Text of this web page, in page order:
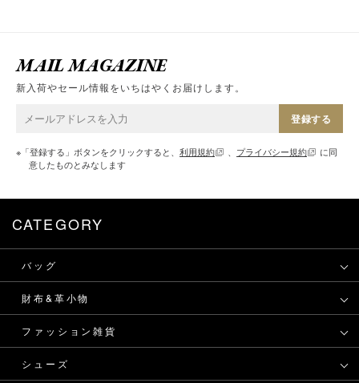
MAIL MAGAZINE
新入荷やセール情報をいちはやくお届けします。
登録する
※「登録する」ボタンをクリックすると、 利用規約 、 プライバシー規約
に同
意したものとみなします
CATEGORY
バッグ
財布&革小物
ファッション雑貨
シューズ